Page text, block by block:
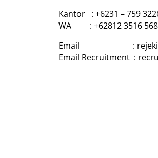
Kantor : +6231 – 759
WA : +62812 3516
Email :
Email Recruitment :